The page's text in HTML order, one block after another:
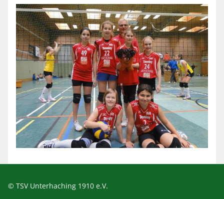
© TSV Unterhaching 1910 e.V.